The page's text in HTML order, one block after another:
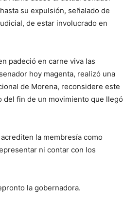
su expulsión, señalado de
de estar involucrado en
padeció en carne viva las
hoy magenta, realizó una
de Morena, reconsidere este
fin de un movimiento que llegó
la membresía como
ni contar con los
la gobernadora.